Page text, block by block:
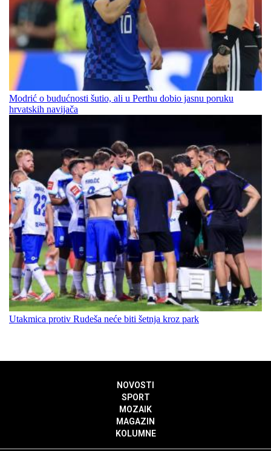
Modrić o budućnosti šutio, ali u Perthu dobio jasnu poruku
hrvatskih navijača
Utakmica protiv Rudeša neće biti šetnja kroz park
NOVOSTI
SPORT
MOZAIK
MAGAZIN
KOLUMNE